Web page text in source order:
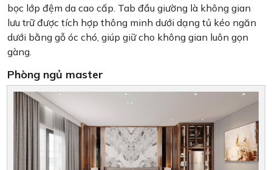
bọc lớp đệm da cao cấp. Tab đầu giường là không gian
lưu trữ được tích hợp thông minh dưới dạng tủ kéo ngăn
dưới bằng gỗ óc chó, giúp giữ cho không gian luôn gọn
gàng.
Phòng ngủ master